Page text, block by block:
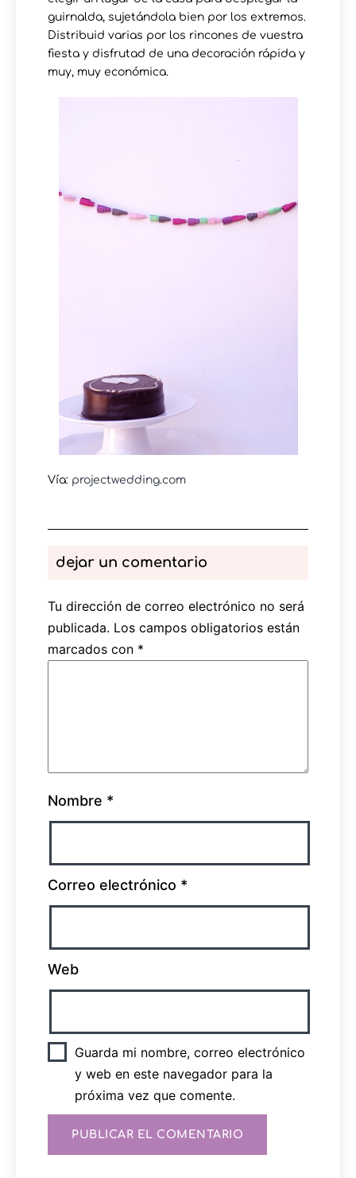
guirnalda, sujetándola bien por los extremos.
Distribuid varias por los rincones de vuestra
fiesta y disfrutad de una decoración rápida y
muy, muy económica.
Vía: projectwedding.com
dejar un comentario
Tu dirección de correo electrónico no será
publicada. Los campos obligatorios están
marcados con *
Nombre *
Correo electrónico *
Web
Guarda mi nombre, correo electrónico
y web en este navegador para la
próxima vez que comente.